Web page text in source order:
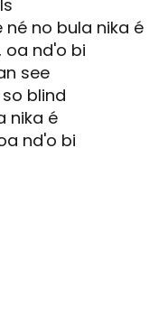
no bula nika é
oa nd'o bi
see
blind
nika é
nd'o bi